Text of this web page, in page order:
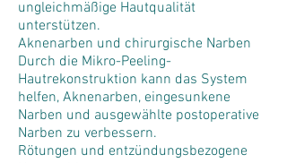
ungleichmäßige Hautqualität
unterstützen.
Aknenarben und chirurgische Narben
Durch die Mikro-Peeling-
Hautrekonstruktion kann das System
helfen, Aknenarben, eingesunkene
Narben und ausgewählte postoperative
Narben zu verbessern.
Rötungen und entzündungsbezogene